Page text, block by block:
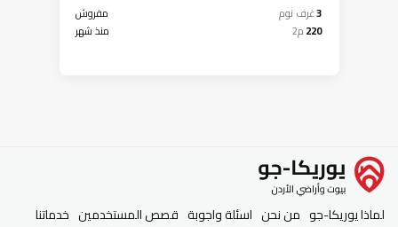
3غرف نوم
مفروش
220م2 منذ شهر
لماذا يوريكا-جو من نحن اسئلة واجوبة قصص المستخدمين خدماتنا